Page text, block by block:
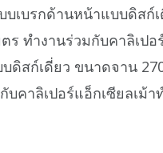
บเบรกด้านหน้าแบบดิสก์
ร ทำงานร่วมกับคาลิเปอ
ดิสก์เดี่ยว ขนาดจาน
บคาลิเปอร์แอ็กเซียลเม้